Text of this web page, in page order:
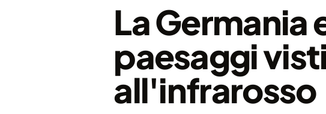
La Germania
paesaggi visti
all'infrarosso